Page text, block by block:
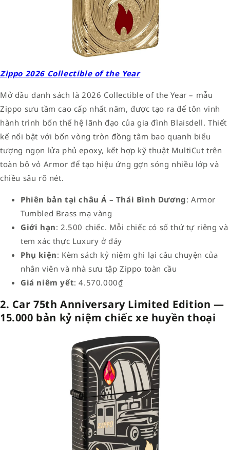
Zippo 2026 Collectible of the Year
Mở đầu danh sách là 2026 Collectible of the Year – mẫu
Zippo sưu tầm cao cấp nhất năm, được tạo ra để tôn vinh
hành trình bốn thế hệ lãnh đạo của gia đình Blaisdell. Thiết
kế nổi bật với bốn vòng tròn đồng tâm bao quanh biểu
tượng ngọn lửa phủ epoxy, kết hợp kỹ thuật MultiCut trên
toàn bộ vỏ Armor để tạo hiệu ứng gợn sóng nhiều lớp và
chiều sâu rõ nét.
Phiên bản tại châu Á – Thái Bình Dương: Armor
Tumbled Brass mạ vàng
Giới hạn: 2.500 chiếc. Mỗi chiếc có số thứ tự riêng và
tem xác thực Luxury ở đáy
Phụ kiện: Kèm sách kỷ niệm ghi lại câu chuyện của
nhân viên và nhà sưu tập Zippo toàn cầu
Giá niêm yết: 4.570.000₫
2. Car 75th Anniversary Limited Edition —
15.000 bản kỷ niệm chiếc xe huyền thoại